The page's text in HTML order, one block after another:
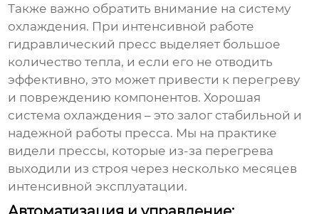
Также важно обратить внимание на систему
охлаждения. При интенсивной работе
гидравлический пресс выделяет большое
количество тепла, и если его не отводить
эффективно, это может привести к перегреву
и повреждению компонентов. Хорошая
система охлаждения – это залог стабильной и
надежной работы пресса. Мы на практике
видели прессы, которые из-за перегрева
выходили из строя через несколько месяцев
интенсивной эксплуатации.